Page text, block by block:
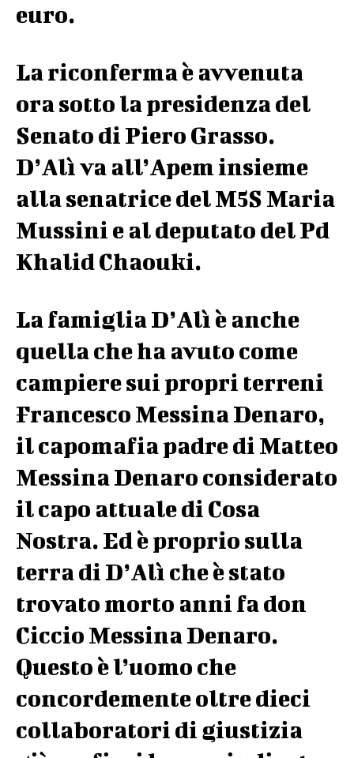
euro.
La riconferma è avvenuta
ora sotto la presidenza del
Senato di Piero Grasso.
D’Alì va all’Apem insieme
alla senatrice del M5S Maria
Mussini e al deputato del Pd
Khalid Chaouki.
La famiglia D’Alì è anche
quella che ha avuto come
campiere sui propri terreni
Francesco Messina Denaro,
il capomafia padre di Matteo
Messina Denaro considerato
il capo attuale di Cosa
Nostra. Ed è proprio sulla
terra di D’Alì che è stato
trovato morto anni fa don
Ciccio Messina Denaro.
Questo è l’uomo che
concordemente oltre dieci
collaboratori di giustizia